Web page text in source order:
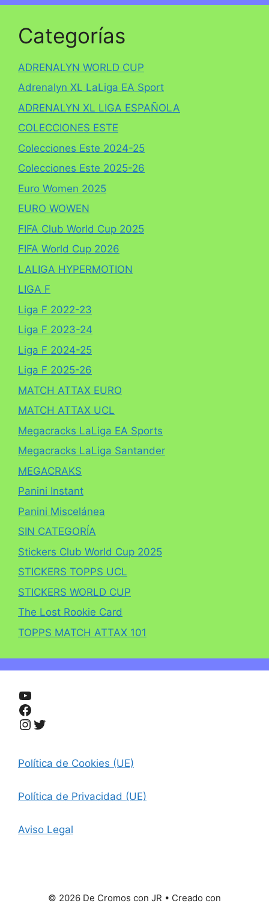
Categorías
ADRENALYN WORLD CUP
Adrenalyn XL LaLiga EA Sport
ADRENALYN XL LIGA ESPAÑOLA
COLECCIONES ESTE
Colecciones Este 2024-25
Colecciones Este 2025-26
Euro Women 2025
EURO WOWEN
FIFA Club World Cup 2025
FIFA World Cup 2026
LALIGA HYPERMOTION
LIGA F
Liga F 2022-23
Liga F 2023-24
Liga F 2024-25
Liga F 2025-26
MATCH ATTAX EURO
MATCH ATTAX UCL
Megacracks LaLiga EA Sports
Megacracks LaLiga Santander
MEGACRAKS
Panini Instant
Panini Miscelánea
SIN CATEGORÍA
Stickers Club World Cup 2025
STICKERS TOPPS UCL
STICKERS WORLD CUP
The Lost Rookie Card
TOPPS MATCH ATTAX 101
YouTube
Facebook
Instagram
Twitter
Política de Cookies (UE)
Política de Privacidad (UE)
Aviso Legal
© 2026 De Cromos con JR • Creado con